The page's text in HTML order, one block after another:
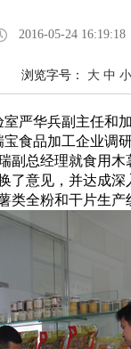
2016-05-24 16:19:18
浏览字号： 大 中 小
室严华兵副主任和
食品加工企业调
副总经理就食用
了意见，并达成深
类全粉和干片生产